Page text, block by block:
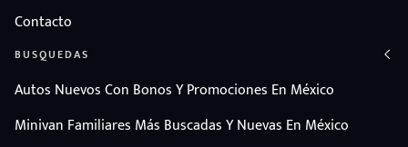
Contacto
BUSQUEDAS
Autos Nuevos Con Bonos Y Promociones En México
Minivan Familiares Más Buscadas Y Nuevas En México